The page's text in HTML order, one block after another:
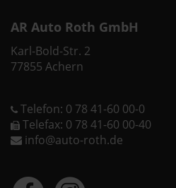
AR Auto Roth GmbH
Karl-Bold-Str. 2
77855 Achern
Telefon: 0 78 41-60 00-0
Telefax: 0 78 41-60 00-40
info@auto-roth.de